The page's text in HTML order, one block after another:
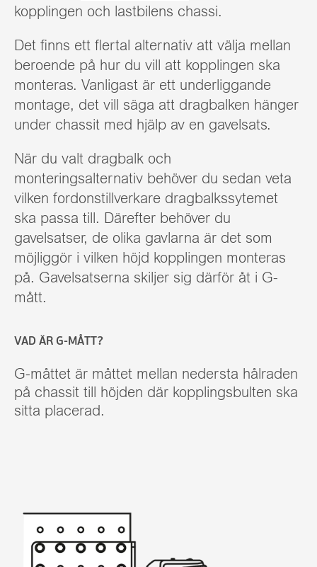
kopplingen och lastbilens chassi.
Det finns ett flertal alternativ att välja mellan
beroende på hur du vill att kopplingen ska
monteras. Vanligast är ett underliggande
montage, det vill säga att dragbalken hänger
under chassit med hjälp av en gavelsats.
När du valt dragbalk och
monteringsalternativ behöver du sedan veta
vilken fordonstillverkare dragbalkssytemet
ska passa till. Därefter behöver du
gavelsatser, de olika gavlarna är det som
möjliggör i vilken höjd kopplingen monteras
på. Gavelsatserna skiljer sig därför åt i G-
mått.
VAD ÄR G-MÅTT?
G-måttet är måttet mellan nedersta hålraden
på chassit till höjden där kopplingsbulten ska
sitta placerad.